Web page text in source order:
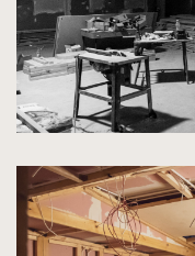
spowoduje
powiększenie
zdjęcia
do
rozmiarów